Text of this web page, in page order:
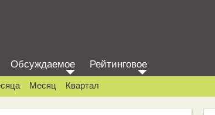
Обсуждаемое Рейтинговое
Месяц Квартал